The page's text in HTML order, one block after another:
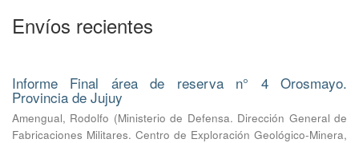
Envíos recientes
Informe Final área de reserva n° 4 Orosmayo.
Provincia de Jujuy
Amengual, Rodolfo (Ministerio de Defensa. Dirección General de
Fabricaciones Militares. Centro de Exploración Geológico-Minera,